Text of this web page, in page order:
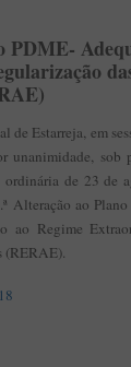
PDME-
Estarreja, em
unanimidade, sob
ordinária de 23 de
Alteração ao
ao Regime
(RERAE).